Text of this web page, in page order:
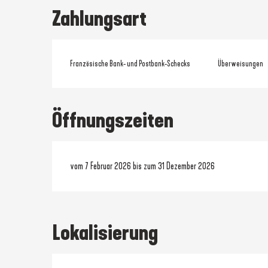
Zahlungsart
Französische Bank- und Postbank-Schecks Überweisungen
Öffnungszeiten
vom 7 Februar 2026 bis zum 31 Dezember 2026
Lokalisierung